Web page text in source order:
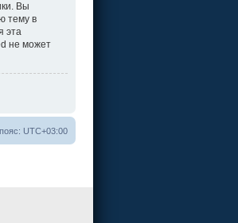
Вы
тему в
эта
не может
UTC+03:00